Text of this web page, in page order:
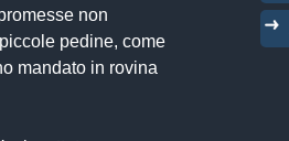
non
pedine, come
mandato in rovina